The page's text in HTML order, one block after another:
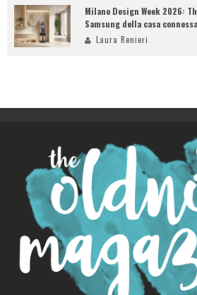
Milano Design Week 2026:
Samsung della casa
Laura Renieri